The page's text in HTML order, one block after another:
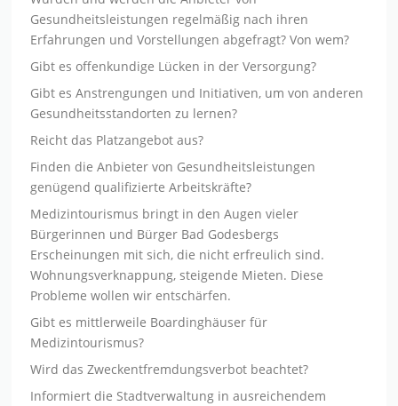
Gesundheitsleistungen regelmäßig nach ihren
Erfahrungen und Vorstellungen abgefragt? Von wem?
Gibt es offenkundige Lücken in der Versorgung?
Gibt es Anstrengungen und Initiativen, um von anderen
Gesundheitsstandorten zu lernen?
Reicht das Platzangebot aus?
Finden die Anbieter von Gesundheitsleistungen
genügend qualifizierte Arbeitskräfte?
Medizintourismus bringt in den Augen vieler
Bürgerinnen und Bürger Bad Godesbergs
Erscheinungen mit sich, die nicht erfreulich sind.
Wohnungsverknappung, steigende Mieten. Diese
Probleme wollen wir entschärfen.
Gibt es mittlerweile Boardinghäuser für
Medizintourismus?
Wird das Zweckentfremdungsverbot beachtet?
Informiert die Stadtverwaltung in ausreichendem